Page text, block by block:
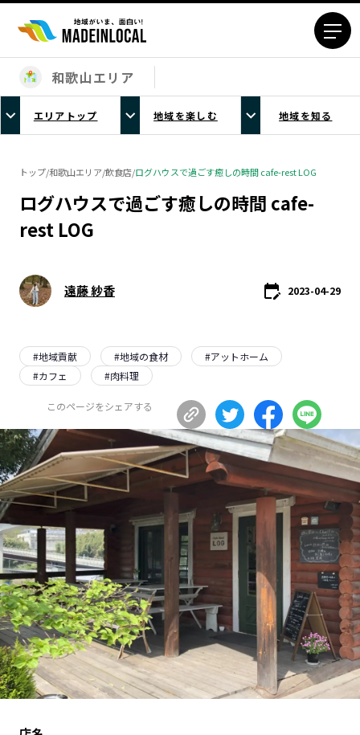
エリアから探す
北海道エリア
青森エリア
秋田エリア
山形エリア
福島エリア
茨城エリア
栃木エリア
東京23区エリア
神奈川エリア
福井エリア
山梨エリア
長野エリア
静岡エリア
愛知エリア
三重エリア
滋賀エリア
京都エリア
大阪市エリア
北摂エリア
堺・泉州エリア
河内エリア
兵庫エリア
奈良エリア
和歌山エリア
鳥取エリア
島根エリア
岡山エリア
広島エリア
山口エリア
徳島エリア
香川エリア
愛媛エリア
高知エリア
福岡エリア
佐賀エリア
長崎エリア
熊本エリア
大分エリア
宮崎エリア
和歌山エリア
エリアトップ 地域を楽しむ 地域を知る
トップ/和歌山エリア/飲食店/ログハウスで過ごす癒しの時間 cafe-rest LOG
ログハウスで過ごす癒しの時間 cafe-
rest LOG
遠藤 紗香 2023-04-29
#地域貢献 #地域の食材 #アットホーム
#カフェ #肉料理
このページをシェアする